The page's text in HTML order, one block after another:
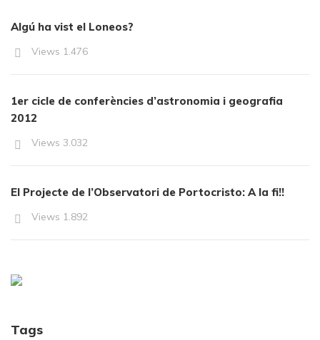
Algú ha vist el Loneos?
Views 1.476
1er cicle de conferències d’astronomia i geografia
2012
Views 3.032
El Projecte de l’Observatori de Portocristo: A la fi!!
Views 1.892
Tags